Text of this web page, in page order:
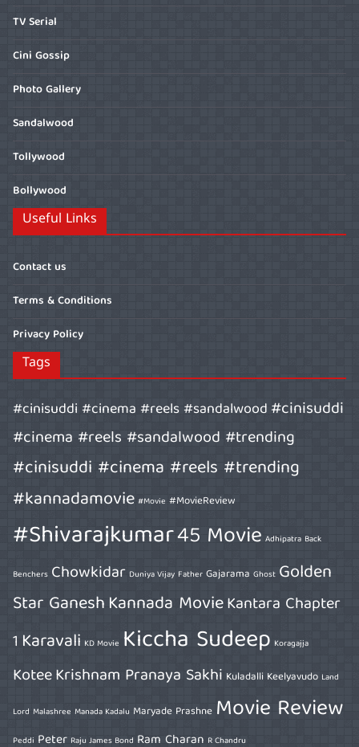
TV Serial
Cini Gossip
Photo Gallery
Sandalwood
Tollywood
Bollywood
Useful Links
Contact us
Terms & Conditions
Privacy Policy
Tags
#cinisuddi #cinema #reels #sandalwood#cinisuddi
#cinema #reels #sandalwood #trending
#cinisuddi #cinema #reels #trending
#kannadamovie #Movie #MovieReview
#Shivarajkumar45 Movie Adhipatra Back
Benchers Chowkidar Duniya Vijay Father Gajarama Ghost Golden
Star GaneshKannada MovieKantara Chapter
1 Karavali KD Movie Kiccha Sudeep Koragajja
KoteeKrishnam Pranaya Sakhi Kuladalli Keelyavudo Land
Lord Malashree Manada Kadalu Maryade Prashne Movie Review
Peddi Peter Raju James Bond Ram Charan R Chandru